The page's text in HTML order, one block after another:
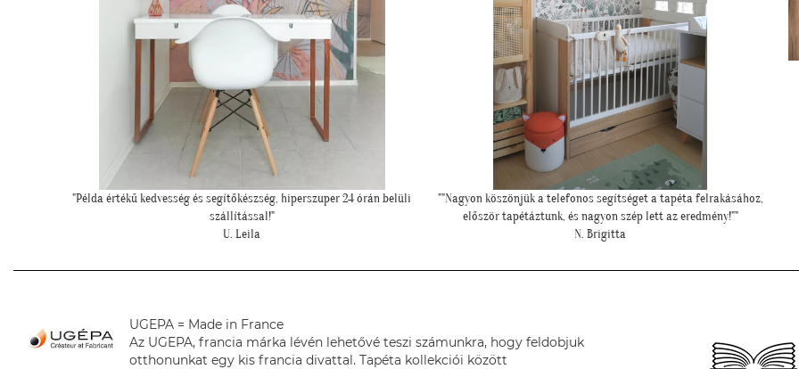
""Nagyon köszönjük a telefonos segítséget a tapéta felrakásához,
először tapétáztunk, és nagyon szép lett az eredmény!""
N. Brigitta
"Elkészültünk, szuper lett. :)"
R. Viktória
UGEPA = Made in France
Az UGEPA, francia márka lévén lehetővé teszi számunkra, hogy feldobjuk
otthonunkat egy kis francia divattal. Tapéta kollekciói között